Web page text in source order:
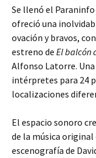
Se llenó el
ofreció una
ovación y bravos,
estreno de El balcón
Alfonso Latorre.
intérpretes para 24
localizaciones
El espacio sonoro
de la música
escenografía de